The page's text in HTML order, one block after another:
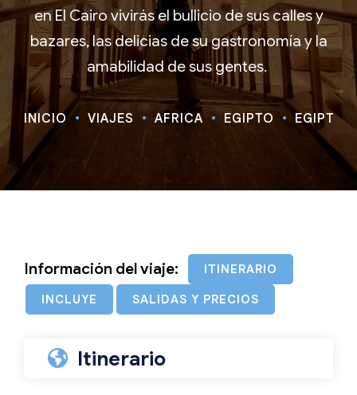
en El Cairo vivirás el bullicio de sus calles y
bazares, las delicias de su gastronomía y la
amabilidad de sus gentes.
INICIO VIAJES ÁFRICA EGIPTO EGIPTO
Información del viaje: ITINERARIO
INCLUYE SALIDAS Y PRECIOS
Itinerario